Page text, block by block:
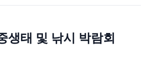
생태 및 낚시 박람회